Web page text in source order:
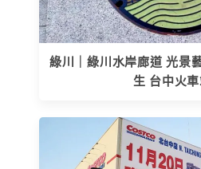
綠川｜綠川水岸廊道 光景
生 台中火